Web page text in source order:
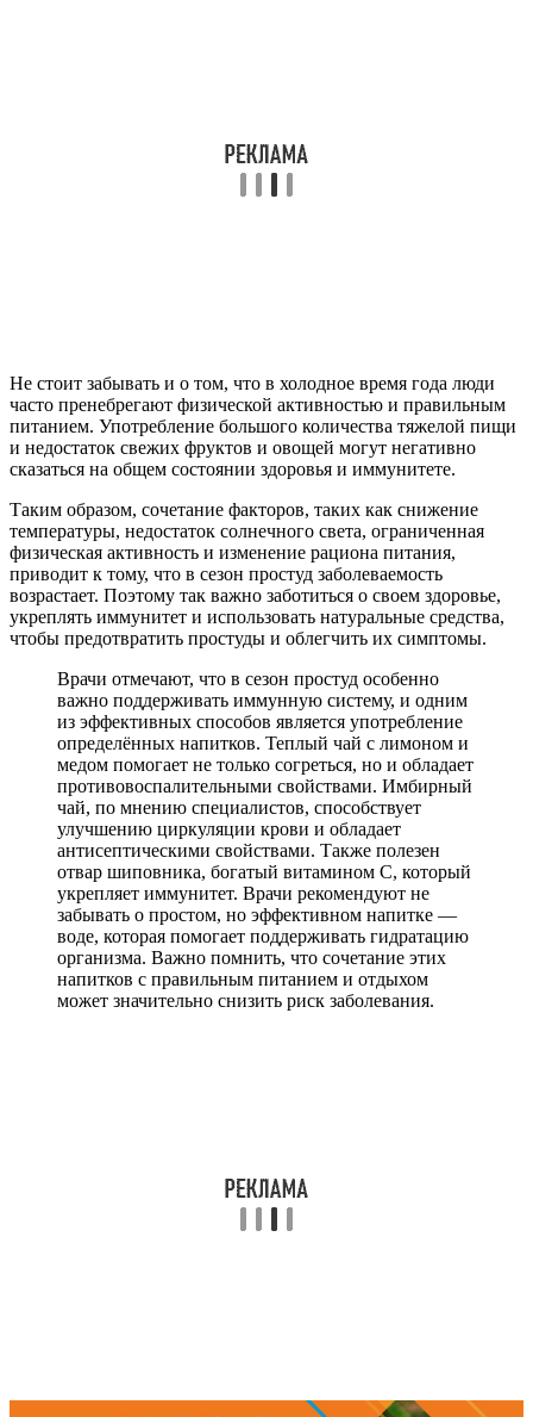
Не стоит забывать и о том, что в холодное время года люди
часто пренебрегают физической активностью и правильным
питанием. Употребление большого количества тяжелой пищи
и недостаток свежих фруктов и овощей могут негативно
сказаться на общем состоянии здоровья и иммунитете.
Таким образом, сочетание факторов, таких как снижение
температуры, недостаток солнечного света, ограниченная
физическая активность и изменение рациона питания,
приводит к тому, что в сезон простуд заболеваемость
возрастает. Поэтому так важно заботиться о своем здоровье,
укреплять иммунитет и использовать натуральные средства,
чтобы предотвратить простуды и облегчить их симптомы.
Врачи отмечают, что в сезон простуд особенно
важно поддерживать иммунную систему, и одним
из эффективных способов является употребление
определённых напитков. Теплый чай с лимоном и
медом помогает не только согреться, но и обладает
противовоспалительными свойствами. Имбирный
чай, по мнению специалистов, способствует
улучшению циркуляции крови и обладает
антисептическими свойствами. Также полезен
отвар шиповника, богатый витамином C, который
укрепляет иммунитет. Врачи рекомендуют не
забывать о простом, но эффективном напитке —
воде, которая помогает поддерживать гидратацию
организма. Важно помнить, что сочетание этих
напитков с правильным питанием и отдыхом
может значительно снизить риск заболевания.